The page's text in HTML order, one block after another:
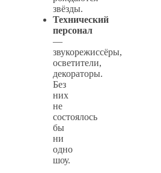
звёзды.
Технический
персонал
—
звукорежиссёры,
осветители,
декораторы.
Без
них
не
состоялось
бы
ни
одно
шоу.